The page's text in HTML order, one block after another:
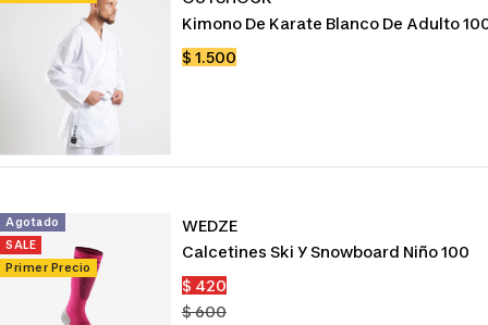
Kimono De Karate Blanco De Adulto
Precio
$ 1.500
Agotado
SALE
Primer Precio
WEDZE
Calcetines Ski Y Snowboard Niño 100
Precio
de
$ 420
Precio
$ 600